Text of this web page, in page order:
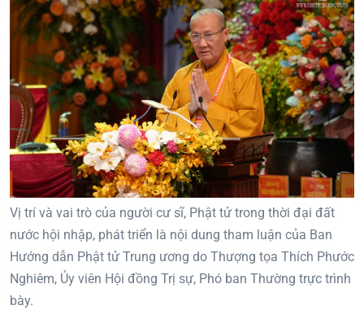
Vị trí và vai trò của người cư sĩ, Phật tử trong thời đại đất
nước hội nhập, phát triển là nội dung tham luận của Ban
Hướng dẫn Phật tử Trung ương do Thượng tọa Thích Phước
Nghiêm, Ủy viên Hội đồng Trị sự, Phó ban Thường trực trình
bày.